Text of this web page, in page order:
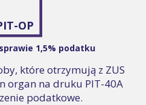
OP
1,5% podatku
które otrzymują z ZUS
organ na druku PIT-40A
podatkowe.